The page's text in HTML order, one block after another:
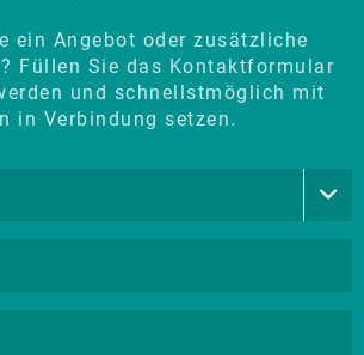
ein Angebot oder zusätzliche
Füllen Sie das Kontaktformular
und schnellstmöglich mit
in Verbindung setzen.